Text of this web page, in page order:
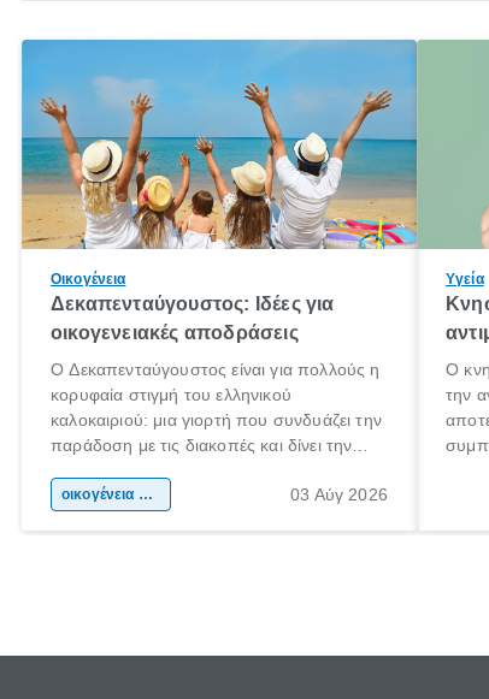
Οικογένεια
Δεκαπενταύγουστος: Ιδέες για
οικογενειακές αποδράσεις
Ο Δεκαπενταύγουστος είναι για πολλούς η
κορυφαία στιγμή του ελληνικού
καλοκαιριού: μια γιορτή που συνδυάζει την
παράδοση με τις διακοπές και δίνει την
χώρας. Είτε πρόκειται για λίγες μέρες
οικογένεια & παιδί 03 Αύγ 2026
Υγεία
Ο
την